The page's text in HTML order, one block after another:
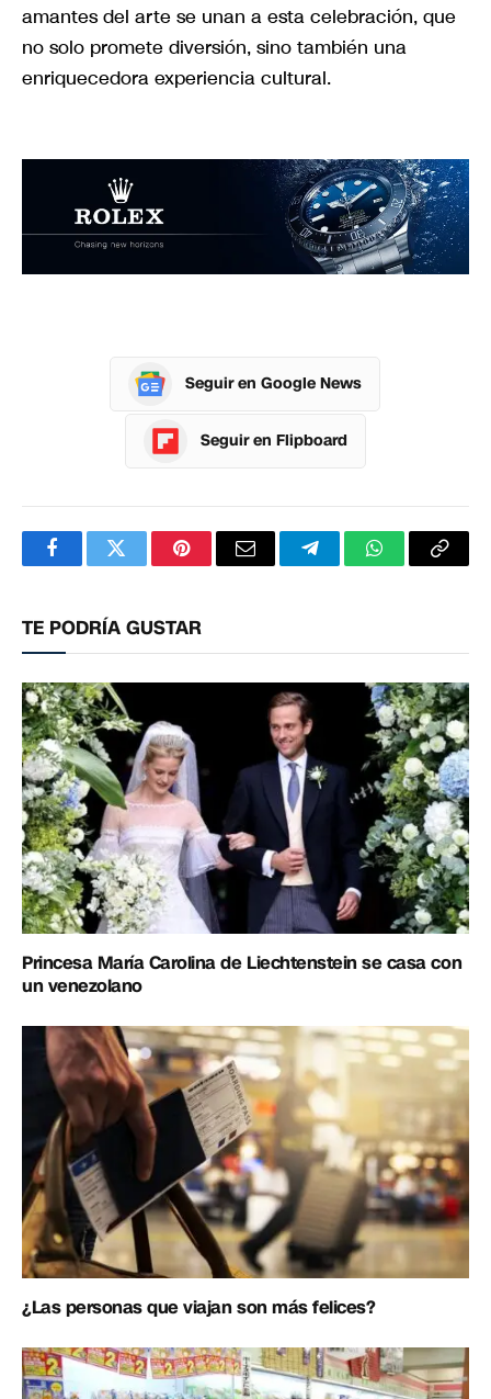
amantes del arte se unan a esta celebración, que
no solo promete diversión, sino también una
enriquecedora experiencia cultural.
Seguir en Google News
Seguir en Flipboard
FacebookTwitterPinterestCorreoTelegramWhatsApp
TE PODRÍA GUSTAR
Princesa María Carolina de Liechtenstein se casa con
un venezolano
¿Las personas que viajan son más felices?